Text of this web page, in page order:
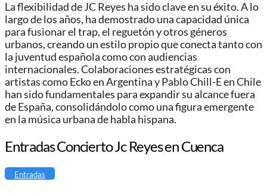
La flexibilidad de JC Reyes ha sido clave en su éxito. A lo
largo de los años, ha demostrado una capacidad única
para fusionar el trap, el reguetón y otros géneros
urbanos, creando un estilo propio que conecta tanto con
la juventud española como con audiencias
internacionales. Colaboraciones estratégicas con
artistas como Ecko en Argentina y Pablo Chill-E en Chile
han sido fundamentales para expandir su alcance fuera
de España, consolidándolo como una figura emergente
en la música urbana de habla hispana.
Entradas Concierto Jc Reyes en Cuenca
Entradas